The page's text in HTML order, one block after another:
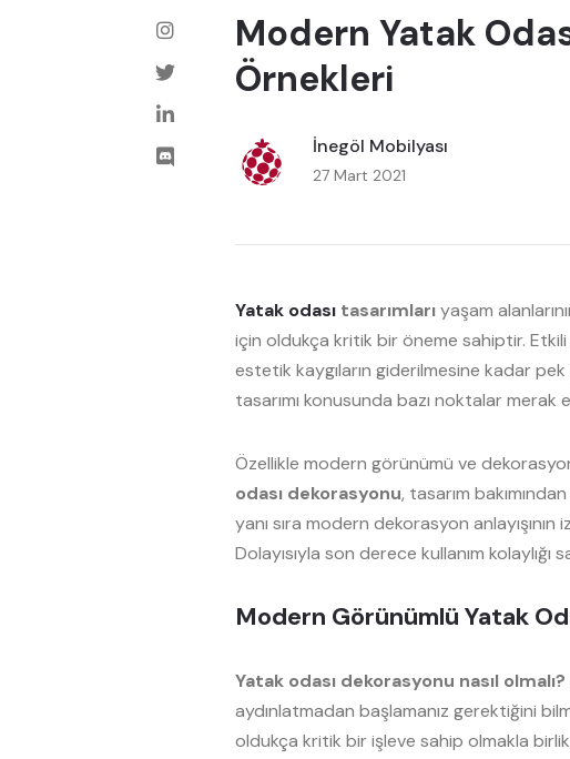
Modern Yatak
Örnekleri
İnegöl Mobilyası
27 Mart 2021
Yatak odası tasarımlarıyaşam
için oldukça kritik bir öneme sahiptir.
estetik kaygıların giderilmesine kadar
tasarımı konusunda bazı noktalar merak
Özellikle modern görünümü ve
odası dekorasyonu, tasarım
yanı sıra modern dekorasyon
Dolayısıyla son derece kullanım kolaylığı
Modern Görünümlü Yatak
Yatak odası dekorasyonu nasıl olmalı?
aydınlatmadan başlamanız gerektiğini
oldukça kritik bir işleve sahip olmakla